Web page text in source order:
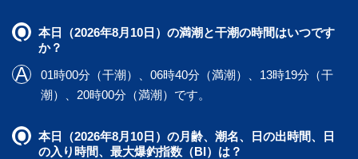
本日（2026年8月10日）の満潮と干潮の時間はいつです
か？
01時00分（干潮）、06時40分（満潮）、13時19分（干
潮）、20時00分（満潮）です。
本日（2026年8月10日）の月齢、潮名、日の出時間、日
の入り時間、最大爆釣指数（BI）は？